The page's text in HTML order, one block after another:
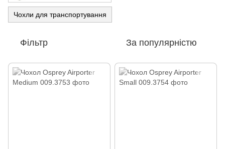
Чохли для транспортування
Фільтр За популярністю